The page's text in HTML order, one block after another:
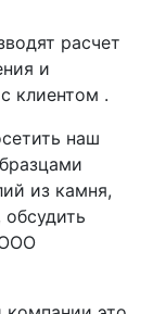
расчет
и
клиентом .
наш
из камня,